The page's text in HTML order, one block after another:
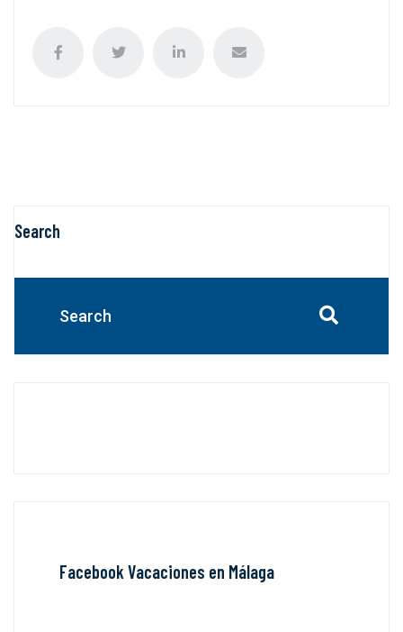
Search
Facebook Vacaciones en Málaga